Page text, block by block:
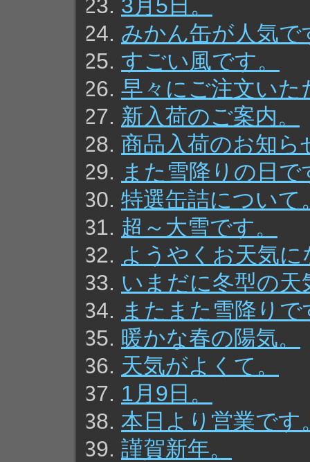
3月5日。
みかん缶が人気で
すごい風です。
早々にご注文いた
新入荷のご案内。
商品入荷のお知ら
また雪降りの日で
特選缶詰について
超～大雪です。
ようやくお天気
いまだに冬型の天
またまた雪降りで
暖かな春の陽気。
天気がよくて。
1月9日。
本日より営業です
謹賀新年。